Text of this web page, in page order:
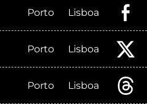
Porto Lisboa
Porto Lisboa
Porto Lisboa